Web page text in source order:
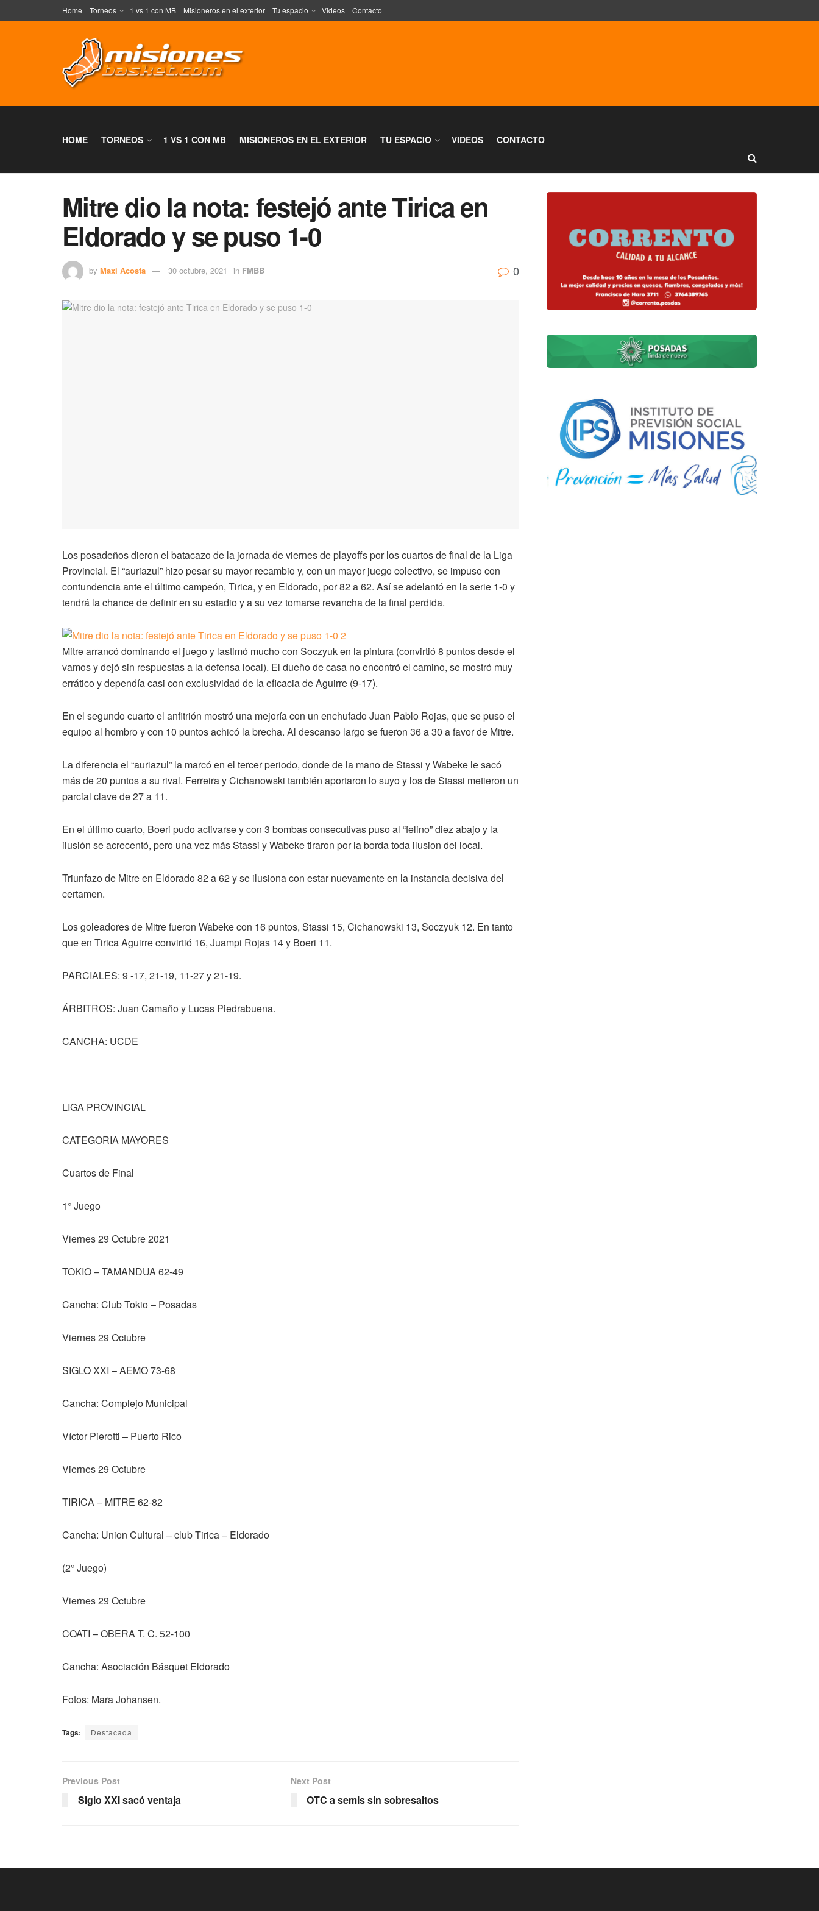
Home Torneos 1 vs 1 con MB Misioneros en el exterior Tu espacio Videos Contacto
HOME TORNEOS 1 VS 1 CON MB MISIONEROS EN EL EXTERIOR TU ESPACIO VIDEOS CONTACTO
Mitre dio la nota: festejó ante Tirica en
Eldorado y se puso 1-0
by Maxi Acosta 30 octubre, 2021 in FMBB 0
Los posadeños dieron el batacazo de la jornada de viernes de playoffs por los cuartos de final de la Liga
Provincial. El “auriazul” hizo pesar su mayor recambio y, con un mayor juego colectivo, se impuso con
contundencia ante el último campeón, Tirica, y en Eldorado, por 82 a 62. Así se adelantó en la serie 1-0 y
tendrá la chance de definir en su estadio y a su vez tomarse revancha de la final perdida.
Mitre arrancó dominando el juego y lastimó mucho con Soczyuk en la pintura (convirtió 8 puntos desde el
vamos y dejó sin respuestas a la defensa local). El dueño de casa no encontró el camino, se mostró muy
errático y dependía casi con exclusividad de la eficacia de Aguirre (9-17).
En el segundo cuarto el anfitrión mostró una mejoría con un enchufado Juan Pablo Rojas, que se puso el
equipo al hombro y con 10 puntos achicó la brecha. Al descanso largo se fueron 36 a 30 a favor de Mitre.
La diferencia el “auriazul” la marcó en el tercer periodo, donde de la mano de Stassi y Wabeke le sacó
más de 20 puntos a su rival. Ferreira y Cichanowski también aportaron lo suyo y los de Stassi metieron un
parcial clave de 27 a 11.
En el último cuarto, Boeri pudo activarse y con 3 bombas consecutivas puso al “felino” diez abajo y la
ilusión se acrecentó, pero una vez más Stassi y Wabeke tiraron por la borda toda ilusion del local.
Triunfazo de Mitre en Eldorado 82 a 62 y se ilusiona con estar nuevamente en la instancia decisiva del
certamen.
Los goleadores de Mitre fueron Wabeke con 16 puntos, Stassi 15, Cichanowski 13, Soczyuk 12. En tanto
que en Tirica Aguirre convirtió 16, Juampi Rojas 14 y Boeri 11.
PARCIALES: 9 -17, 21-19, 11-27 y 21-19.
ÁRBITROS: Juan Camaño y Lucas Piedrabuena.
CANCHA: UCDE
LIGA PROVINCIAL
CATEGORIA MAYORES
Cuartos de Final
1° Juego
Viernes 29 Octubre 2021
TOKIO – TAMANDUA 62-49
Cancha: Club Tokio – Posadas
Viernes 29 Octubre
SIGLO XXI – AEMO 73-68
Cancha: Complejo Municipal
Víctor Pierotti – Puerto Rico
Viernes 29 Octubre
TIRICA – MITRE 62-82
Cancha: Union Cultural – club Tirica – Eldorado
(2° Juego)
Viernes 29 Octubre
COATI – OBERA T. C. 52-100
Cancha: Asociación Básquet Eldorado
Fotos: Mara Johansen.
Tags: Destacada
Previous Post
Siglo XXI sacó ventaja
Next Post
OTC a semis sin sobresaltos